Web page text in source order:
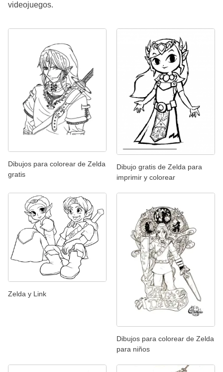
videojuegos.
Dibujos para colorear de Zelda
gratis
Dibujo gratis de Zelda para
imprimir y colorear
Zelda y Link
Dibujos para colorear de Zelda
para niños